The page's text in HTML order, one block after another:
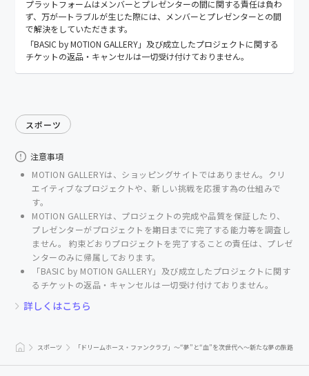
プラットフォームはメンバーとプレゼンターの間に関する責任は負わ
ず、万が⼀トラブルが⽣じた際には、メンバーとプレゼンターとの間
で解決をしていただきます。
「BASIC by MOTION GALLERY」及び成立したプロジェクトに関する
チケットの返品・キャンセルは一切受け付けておりません。
スポーツ
注意事項
MOTION GALLERYは、ショッピングサイトではありません。クリ
エイティブなプロジェクトや、新しい挑戦を応援す為の仕組みで
す。
MOTION GALLERYは、プロジェクトの完成や品質を保証したり、
プレゼンターがプロジェクトを期⽇までに完了する能⼒等を調査し
ません。 約束どおりプロジェクトを完了することの責任は、プレゼ
ンターのみに帰属しております。
「BASIC by MOTION GALLERY」及び成立したプロジェクトに関す
るチケットの返品・キャンセルは一切受け付けておりません。
詳しくはこちら
スポーツ 「ドリームホース・ファンクラブ」〜“夢”と“血”を次世代へ〜新たな夢の旅路